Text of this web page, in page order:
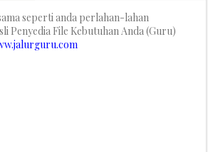
seperti anda perlahan-lahan
Penyedia File Kebutuhan Anda (Guru)